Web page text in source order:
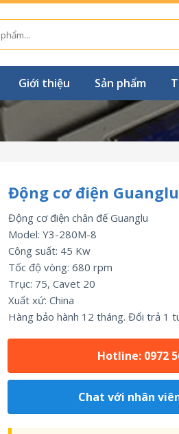
Giới thiệu Sản phẩm
Động cơ điện
Động cơ điện chân đế Guanglu
Model: Y3-280M-8
Công suất: 45 Kw
Tốc độ vòng: 680 rpm
Trục: 75, Cavet 20
Xuất xứ: China
Hàng bảo hành 12 tháng. Đổi trả 1
Hotline: 0972
Chat với nhân